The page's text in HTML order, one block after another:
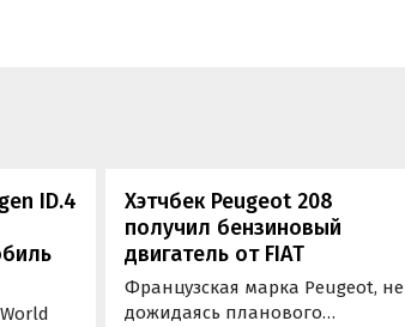
ID.4
Хэтчбек Peugeot 208
получил бензиновый
двигатель от FIAT
Французская марка Peugeot, не
дожидаясь планового